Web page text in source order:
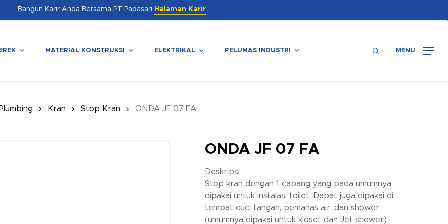
Bangun Karir Anda Bersama PT Papasari Halaman Karir
MATERIAL KONSTRUKSI ELEKTRIKAL PELUMAS INDUSTRI searchMENU
Kran Stop Kran ONDA JF 07 FA
ONDA JF 07 FA
Deskripsi
Stop kran dengan 1 cabang yang pada umumnya
dipakai untuk instalasi toilet. Dapat juga dipakai di
tempat cuci tangan, pemanas air, dan shower
(umumnya dipakai untuk kloset dan Jet shower)